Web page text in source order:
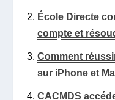
École Directe
compte et
Comment
sur iPhone et
CACMDS